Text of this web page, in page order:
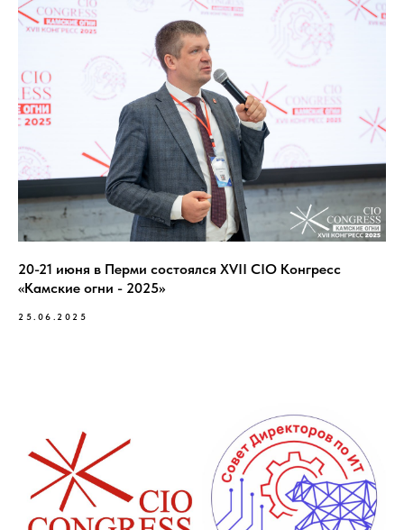
20-21 июня в Перми состоялся XVII CIO Конгресс
«Камские огни - 2025»
25.06.2025